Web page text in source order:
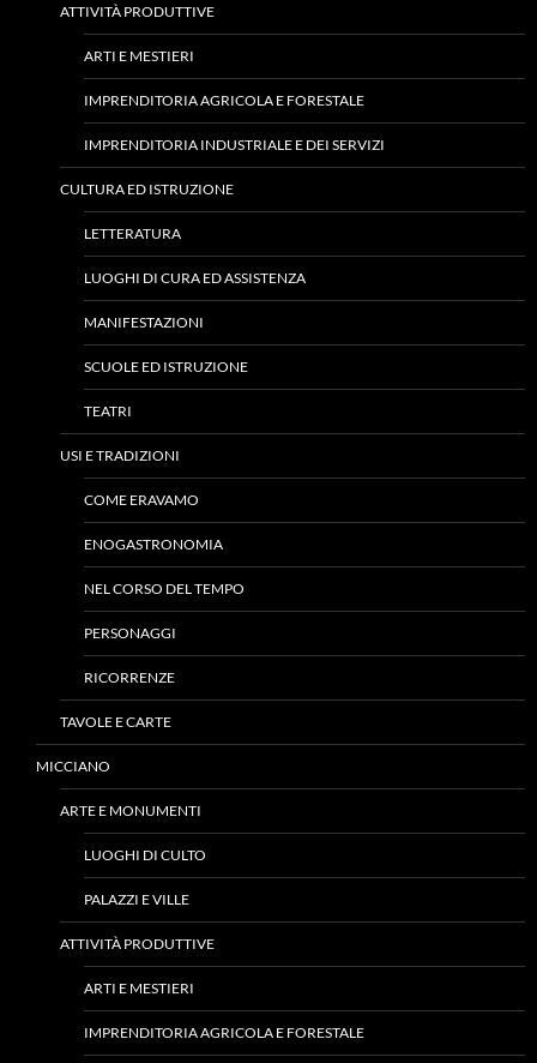
ATTIVITÀ PRODUTTIVE
ARTI E MESTIERI
IMPRENDITORIA AGRICOLA E FORESTALE
IMPRENDITORIA INDUSTRIALE E DEI SERVIZI
CULTURA ED ISTRUZIONE
LETTERATURA
LUOGHI DI CURA ED ASSISTENZA
MANIFESTAZIONI
SCUOLE ED ISTRUZIONE
TEATRI
USI E TRADIZIONI
COME ERAVAMO
ENOGASTRONOMIA
NEL CORSO DEL TEMPO
PERSONAGGI
RICORRENZE
TAVOLE E CARTE
MICCIANO
ARTE E MONUMENTI
LUOGHI DI CULTO
PALAZZI E VILLE
ATTIVITÀ PRODUTTIVE
ARTI E MESTIERI
IMPRENDITORIA AGRICOLA E FORESTALE